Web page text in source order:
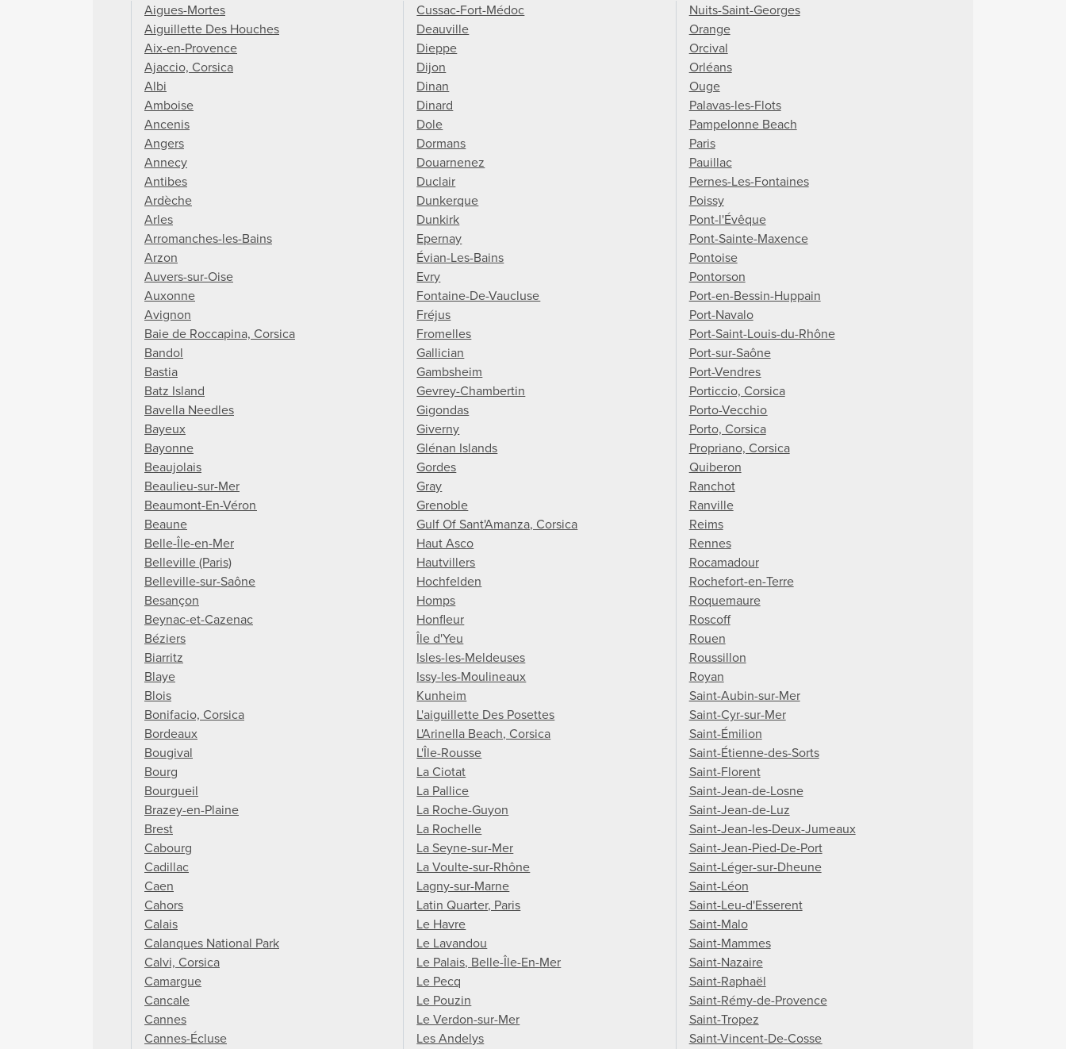
Aigues-Mortes
Aiguillette Des Houches
Aix-en-Provence
Ajaccio, Corsica
Albi
Amboise
Ancenis
Angers
Annecy
Antibes
Ardèche
Arles
Arromanches-les-Bains
Arzon
Auvers-sur-Oise
Auxonne
Avignon
Baie de Roccapina, Corsica
Bandol
Bastia
Batz Island
Bavella Needles
Bayeux
Bayonne
Beaujolais
Beaulieu-sur-Mer
Beaumont-En-Véron
Beaune
Belle-Île-en-Mer
Belleville (Paris)
Belleville-sur-Saône
Besançon
Beynac-et-Cazenac
Béziers
Biarritz
Blaye
Blois
Bonifacio, Corsica
Bordeaux
Bougival
Bourg
Bourgueil
Brazey-en-Plaine
Brest
Cabourg
Cadillac
Caen
Cahors
Calais
Calanques National Park
Calvi, Corsica
Camargue
Cancale
Cannes
Cannes-Écluse
Cussac-Fort-Médoc
Deauville
Dieppe
Dijon
Dinan
Dinard
Dole
Dormans
Douarnenez
Duclair
Dunkerque
Dunkirk
Epernay
Évian-Les-Bains
Evry
Fontaine-De-Vaucluse
Fréjus
Fromelles
Gallician
Gambsheim
Gevrey-Chambertin
Gigondas
Giverny
Glénan Islands
Gordes
Gray
Grenoble
Gulf Of Sant'Amanza, Corsica
Haut Asco
Hautvillers
Hochfelden
Homps
Honfleur
Île d'Yeu
Isles-les-Meldeuses
Issy-les-Moulineaux
Kunheim
L'aiguillette Des Posettes
L'Arinella Beach, Corsica
L'Île-Rousse
La Ciotat
La Pallice
La Roche-Guyon
La Rochelle
La Seyne-sur-Mer
La Voulte-sur-Rhône
Lagny-sur-Marne
Latin Quarter, Paris
Le Havre
Le Lavandou
Le Palais, Belle-Île-En-Mer
Le Pecq
Le Pouzin
Le Verdon-sur-Mer
Les Andelys
Nuits-Saint-Georges
Orange
Orcival
Orléans
Ouge
Palavas-les-Flots
Pampelonne Beach
Paris
Pauillac
Pernes-Les-Fontaines
Poissy
Pont-l'Évêque
Pont-Sainte-Maxence
Pontoise
Pontorson
Port-en-Bessin-Huppain
Port-Navalo
Port-Saint-Louis-du-Rhône
Port-sur-Saône
Port-Vendres
Porticcio, Corsica
Porto-Vecchio
Porto, Corsica
Propriano, Corsica
Quiberon
Ranchot
Ranville
Reims
Rennes
Rocamadour
Rochefort-en-Terre
Roquemaure
Roscoff
Rouen
Roussillon
Royan
Saint-Aubin-sur-Mer
Saint-Cyr-sur-Mer
Saint-Émilion
Saint-Étienne-des-Sorts
Saint-Florent
Saint-Jean-de-Losne
Saint-Jean-de-Luz
Saint-Jean-les-Deux-Jumeaux
Saint-Jean-Pied-De-Port
Saint-Léger-sur-Dheune
Saint-Léon
Saint-Leu-d'Esserent
Saint-Malo
Saint-Mammes
Saint-Nazaire
Saint-Raphaël
Saint-Rémy-de-Provence
Saint-Tropez
Saint-Vincent-De-Cosse